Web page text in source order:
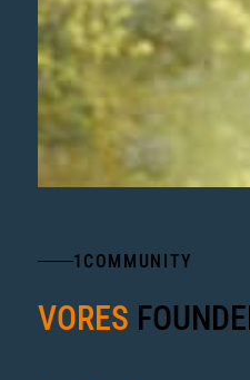
1COMMUNITY
VORES